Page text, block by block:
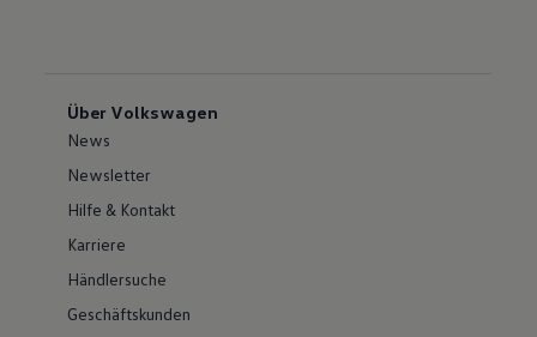
Über Volkswagen
News
Newsletter
Hilfe & Kontakt
Karriere
Händlersuche
Geschäftskunden